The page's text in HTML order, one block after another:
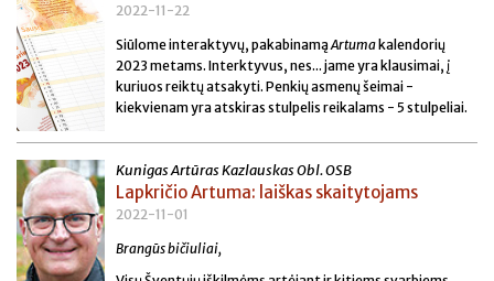
2022-11-22
Siūlome interaktyvų, pakabinamąArtuma kalendorių
2023 metams. Interktyvus, nes... jame yra klausimai, į
kuriuos reiktų atsakyti. Penkių asmenų šeimai -
kiekvienam yra atskiras stulpelis reikalams - 5 stulpeliai.
Kunigas Artūras Kazlauskas Obl. OSB
Lapkričio Artuma: laiškas skaitytojams
2022-11-01
Brangūs bičiuliai,